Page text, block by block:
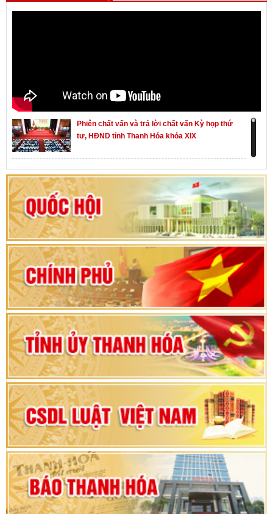
Phiên chất vấn và trả lời chất vấn Kỳ họp thứ
tư, HĐND tỉnh Thanh Hóa khóa XIX
Khai mạc kỳ họp thứ Nhất, Quốc hội khóa XVI
Hướng dẫn quy trình bỏ phiếu bầu cử ĐBQH
khoá XVI và đại biểu HĐND các cấp nhiệm kỳ
2026-2031
80 năm Quốc hội Việt Nam: vì lợi ích Nhân dân,
vì sự phát triển của đất nước
Bộ Chính trị duyệt nội dung Đại hội đại biểu
Đảng bộ tỉnh Thanh Hóa lần thứ XX, nhiệm kỳ
2025 - 2030
Đại hội đại biểu Đảng bộ xã Yên Thọ lần thứ I,
nhiệm kỳ 2025 – 2030
Đại hội Đảng bộ xã Yên Ninh lần thứ nhất,
nhiệm kỳ 2025 - 2030
Khai mạc Kỳ họp bất thường lần thứ 9, Quốc
hội khóa XV
Phiên thảo luận Kỳ họp thứ 24, HĐND tỉnh
Thanh Hóa khóa XVIII, nhiệm kỳ 2021 - 2026